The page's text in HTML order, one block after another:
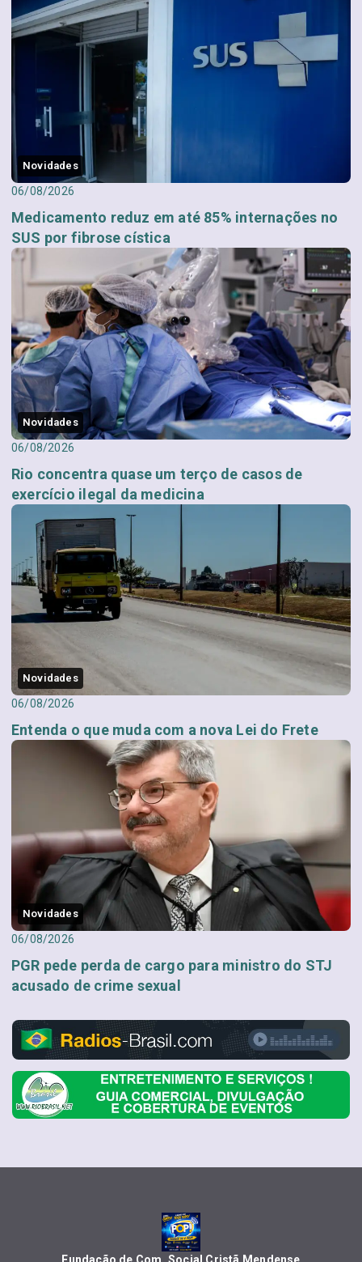
Novidades
06/08/2026
Medicamento reduz em até 85% internações no
SUS por fibrose cística
Novidades
06/08/2026
Rio concentra quase um terço de casos de
exercício ilegal da medicina
Novidades
06/08/2026
Entenda o que muda com a nova Lei do Frete
Novidades
06/08/2026
PGR pede perda de cargo para ministro do STJ
acusado de crime sexual